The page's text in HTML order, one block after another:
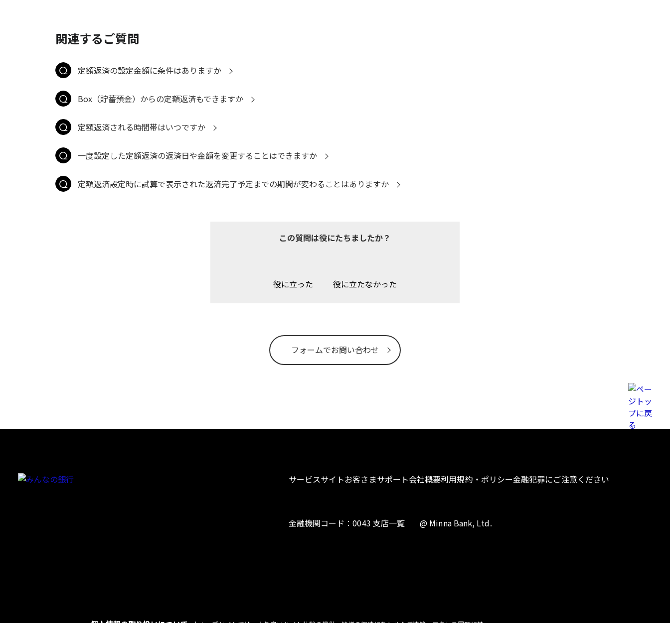
関連するご質問
定額返済の設定金額に条件はありますか
Box（貯蓄預金）からの定額返済もできますか
定額返済される時間帯はいつですか
一度設定した定額返済の返済日や金額を変更することはできますか
定額返済設定時に試算で表示された返済完了予定までの期間が変わることはありますか
この質問は役にたちましたか？
役に立った 役に立たなかった
フォームでお問い合わせ
サービスサイトお客さまサポート会社概要利用規約・ポリシー金融犯罪にご注意ください
金融機関コード：0043 支店一覧 @ Minna Bank, Ltd.